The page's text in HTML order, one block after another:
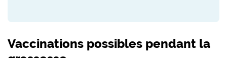
Vaccinations possibles pendant la